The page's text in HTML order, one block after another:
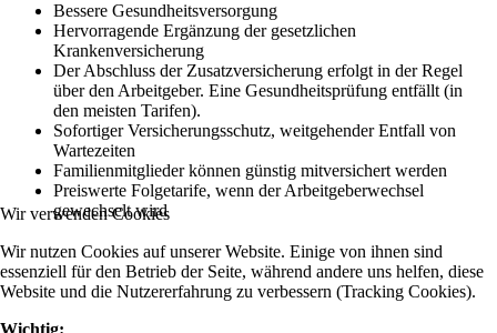
Bessere Gesundheitsversorgung
Hervorragende Ergänzung der gesetzlichen
Krankenversicherung
Der Abschluss der Zusatzversicherung erfolgt in der Regel
über den Arbeitgeber. Eine Gesundheitsprüfung entfällt (in
den meisten Tarifen).
Sofortiger Versicherungsschutz, weitgehender Entfall von
Wartezeiten
Familienmitglieder können günstig mitversichert werden
Preiswerte Folgetarife, wenn der Arbeitgeberwechsel
gewechselt wird
Wir verwenden Cookies
Wir nutzen Cookies auf unserer Website. Einige von ihnen sind
essenziell für den Betrieb der Seite, während andere uns helfen, diese
Website und die Nutzererfahrung zu verbessern (Tracking Cookies).
Wichtig: